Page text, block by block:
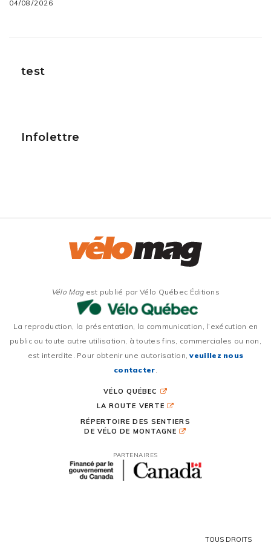
04/08/2026
test
Infolettre
Vélo Magest publié par Vélo Québec Éditions
La reproduction, la présentation, la communication, l’exécution en
public ou toute autre utilisation, à toutes fins, commerciales ou non,
est interdite. Pour obtenir une autorisation,veuillez nous
contacter
VÉLO QUÉBEC
LA ROUTE VERTE
RÉPERTOIRE DES SENTIERS
DE VÉLO DE MONTAGNE
PARTENAIRES
TOUS DROITS